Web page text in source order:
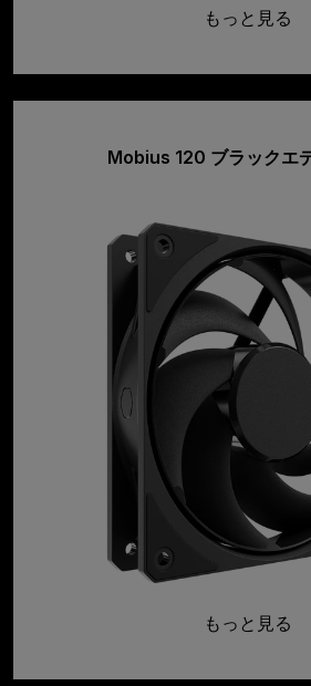
もっと見る
Mobius 120 ブラックエ
もっと見る